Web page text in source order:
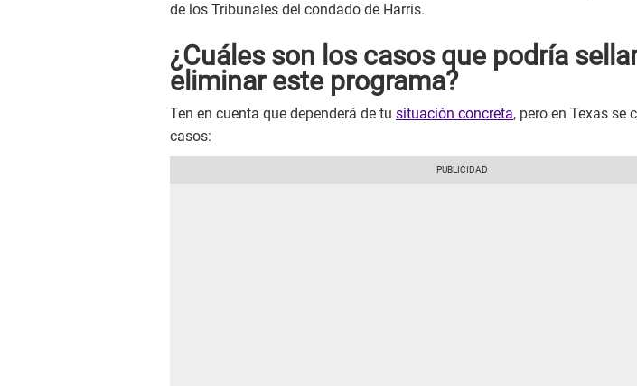
de los Tribunales del condado de Harris.
¿Cuáles son los casos que podría
eliminar este programa?
Ten en cuenta que dependerá de tu situación concreta, pero en Texas se
casos: